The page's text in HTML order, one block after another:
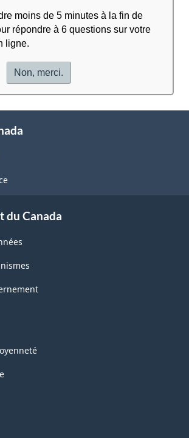
moins de 5 minutes à la fin de
répondre à 6 questions sur votre
ligne.
Non, merci.
du Canada